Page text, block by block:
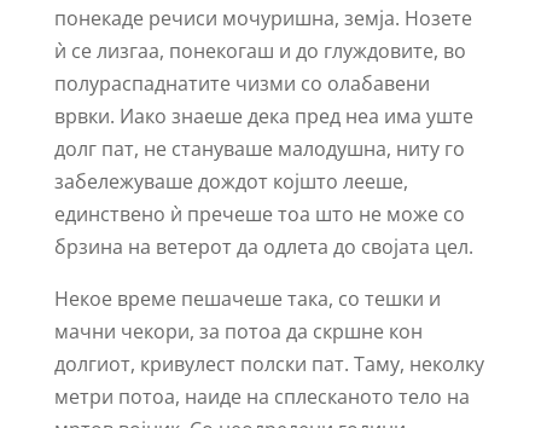
понекаде речиси мочуришна, земја. Нозете
ѝ се лизгаа, понекогаш и до глуждовите, во
полураспаднатите чизми со олабавени
врвки. Иако знаеше дека пред неа има уште
долг пат, не стануваше малодушна, ниту го
забележуваше дождот којшто лееше,
единствено ѝ пречеше тоа што не може со
брзина на ветерот да одлета до својата цел.
Некое време пешачеше така, со тешки и
мачни чекори, за потоа да скршне кон
долгиот, кривулест полски пат. Таму, неколку
метри потоа, наиде на сплесканото тело на